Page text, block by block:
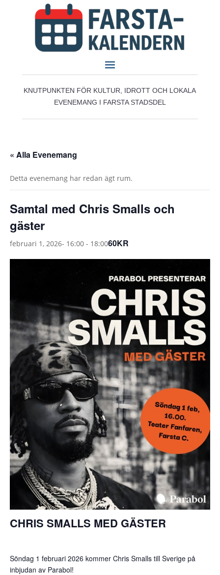
KNUTPUNKTEN FÖR KULTUR, IDROTT OCH LOKALA
EVENEMANG I FARSTA STADSDEL
« Alla Evenemang
Detta evenemang har redan ägt rum.
Samtal med Chris Smalls och
gäster
februari 1, 2026- 16:00 - 18:0060KR
CHRIS SMALLS MED GÄSTER
Söndag 1 februari 2026 kommer Chris Smalls till Sverige på
inbjudan av Parabol!